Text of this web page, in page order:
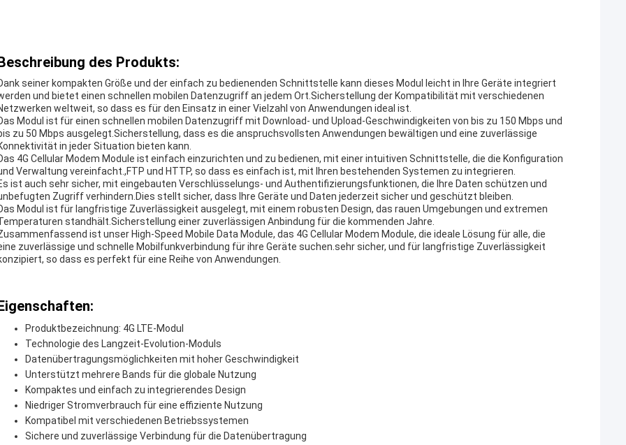
des Produkts:
seiner kompakten Größe und der einfach zu bedienenden Schnittstelle kann dieses Modul leicht in Ihre Geräte integriert
und bietet einen schnellen mobilen Datenzugriff an jedem Ort.Sicherstellung der Kompatibilität mit verschiedenen
weltweit, so dass es für den Einsatz in einer Vielzahl von Anwendungen ideal ist.
Modul ist für einen schnellen mobilen Datenzugriff mit Download- und Upload-Geschwindigkeiten von bis zu 150 Mbps und
zu 50 Mbps ausgelegt.Sicherstellung, dass es die anspruchsvollsten Anwendungen bewältigen und eine zuverlässige
in jeder Situation bieten kann.
4G Cellular Modem Module ist einfach einzurichten und zu bedienen, mit einer intuitiven Schnittstelle, die die Konfiguration
Verwaltung vereinfacht.,FTP und HTTP, so dass es einfach ist, mit Ihren bestehenden Systemen zu integrieren.
ist auch sehr sicher, mit eingebauten Verschlüsselungs- und Authentifizierungsfunktionen, die Ihre Daten schützen und
Zugriff verhindern.Dies stellt sicher, dass Ihre Geräte und Daten jederzeit sicher und geschützt bleiben.
Modul ist für langfristige Zuverlässigkeit ausgelegt, mit einem robusten Design, das rauen Umgebungen und extremen
standhält.Sicherstellung einer zuverlässigen Anbindung für die kommenden Jahre.
ist unser High-Speed Mobile Data Module, das 4G Cellular Modem Module, die ideale Lösung für alle, die
zuverlässige und schnelle Mobilfunkverbindung für ihre Geräte suchen.sehr sicher, und für langfristige Zuverlässigkeit
so dass es perfekt für eine Reihe von Anwendungen.
Produktbezeichnung: 4G LTE-Modul
Technologie des Langzeit-Evolution-Moduls
Datenübertragungsmöglichkeiten mit hoher Geschwindigkeit
Unterstützt mehrere Bands für die globale Nutzung
Kompaktes und einfach zu integrierendes Design
Niedriger Stromverbrauch für eine effiziente Nutzung
Kompatibel mit verschiedenen Betriebssystemen
Sichere und zuverlässige Verbindung für die Datenübertragung